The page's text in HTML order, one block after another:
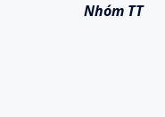
Nhóm TT